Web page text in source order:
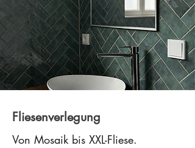
Fliesenverlegung
Von Mosaik bis XXL-Fliese.